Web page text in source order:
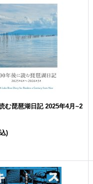
む琵琶湖日記 2025年4月~2
)